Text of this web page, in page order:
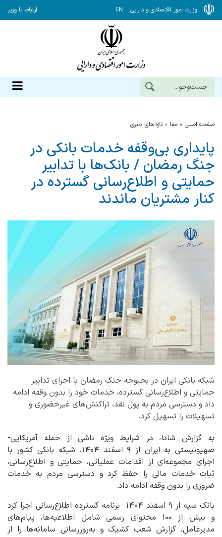
وزارت امور اقتصادی و دارایی EN ارتباط با وزیر
صفحه اصلی مفا تازه های خبری
پایداری بی‌وقفه خدمات بانکی در
جنگ رمضان / بانک‌ها با تدابیر
حمایتی و اطلاع‌رسانی گسترده در
کنار مشتریان ماندند
شبکه بانکی ایران در بحبوحه جنگ رمضان با اجرای تدابیر
حمایتی و اطلاع‌رسانی گسترده، خدمات خود را بدون وقفه ادامه
داد و دسترسی مردم به پول نقد، تراکنش‌های غیرحضوری و
تسهیلات را تسهیل کرد.
به گزارش شادا، در شرایط ویژه ناشی از حمله آمریکایی-
صهیونیستی به ایران از ۹ اسفند ۱۴۰۴، شبکه بانکی کشور با
اجرای مجموعه‌ای از اقدامات عملیاتی، حمایتی و اطلاع‌رسانی،
ثبات خدمات مالی را حفظ کرد و دسترسی مردم به خدمات
ضروری را بدون وقفه ادامه داد.
بانک سپه از ۹ اسفند ۱۴۰۴ برنامه گسترده اطلاع‌رسانی اجرا کرد
و بیش از ۱۰۰ محتوای رسمی شامل اطلاعیه‌ها، پیام‌های
مدیرعامل، گزارش شعب کشیک و به‌روزرسانی سامانه‌ها را از